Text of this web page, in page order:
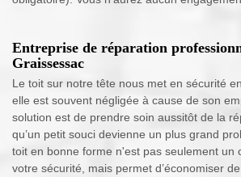
Entreprise de réparation
Graissessac
Le toit sur notre tête nous met en sécurité
elle est souvent négligée à cause de son
solution est de prendre soin aussitôt de la
qu’un petit souci devienne un plus grand
toit en bonne forme n'est pas seulement un
votre sécurité, mais permet d’économiser